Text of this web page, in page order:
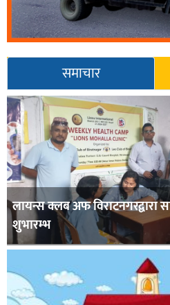
समाचार
लायन्स क्लब अफ विराटनगरद्वारा
शुभारम्भ